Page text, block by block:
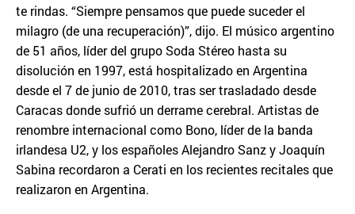
te rindas. “Siempre pensamos que puede suceder el
milagro (de una recuperación)”, dijo. El músico argentino
de 51 años, líder del grupo Soda Stéreo hasta su
disolución en 1997, está hospitalizado en Argentina
desde el 7 de junio de 2010, tras ser trasladado desde
Caracas donde sufrió un derrame cerebral. Artistas de
renombre internacional como Bono, líder de la banda
irlandesa U2, y los españoles Alejandro Sanz y Joaquín
Sabina recordaron a Cerati en los recientes recitales que
realizaron en Argentina.